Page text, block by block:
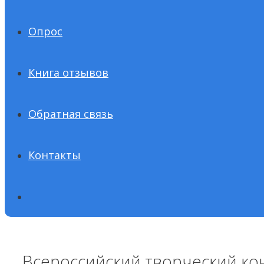
Опрос
Книга отзывов
Обратная связь
Контакты